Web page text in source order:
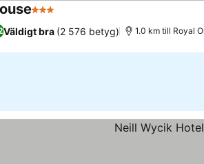
3 Stjärnor
Väldigt bra (2 576 betyg) 1.0 km till Royal